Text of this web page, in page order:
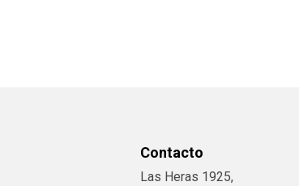
Contacto
Las Heras 1925,